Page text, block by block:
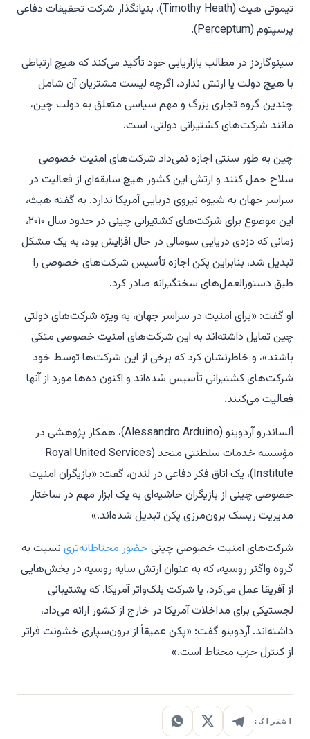
تیموتی هیث (Timothy Heath)، بنیانگذار شرکت تحقیقات دفاعی
پرسپتوم (Perceptum).
سینوگاردز در مطالب بازاریابی خود تأکید می‌کند که هیچ ارتباطی
با هیچ دولت یا ارتش ندارد، اگرچه لیست مشتریان آن شامل
چندین گروه تجاری بزرگ و مهم سیاسی متعلق به دولت چین،
مانند شرکت‌های کشتیرانی دولتی، است.
چین به طور سنتی اجازه نمی‌داد شرکت‌های امنیت خصوصی
سلاح حمل کنند و ارتش این کشور هیچ سابقه‌ای از فعالیت در
سراسر جهان به شیوه نیروی دریایی آمریکا ندارد. به گفته هیث،
این موضوع برای شرکت‌های کشتیرانی چینی در حدود سال ۲۰۱۰،
زمانی که دزدی دریایی سومالی در حال افزایش بود، به یک مشکل
تبدیل شد، بنابراین پکن اجازه تأسیس شرکت‌های خصوصی را
طبق دستورالعمل‌های سختگیرانه صادر کرد.
او گفت: «برای امنیت در سراسر جهان، به ویژه شرکت‌های دولتی
چین تمایل داشته‌اند به این شرکت‌های امنیت خصوصی متکی
باشند»، و خاطرنشان کرد که برخی از این شرکت‌ها توسط خود
شرکت‌های کشتیرانی تأسیس شده‌اند و اکنون ده‌ها مورد از آنها
فعالیت می‌کنند.
آلساندرو آردوینو (Alessandro Arduino)، همکار پژوهشی در
مؤسسه خدمات سلطنتی متحد (Royal United Services
Institute)، یک اتاق فکر دفاعی در لندن، گفت: «بازیگران امنیت
خصوصی چینی از بازیگران حاشیه‌ای به یک ابزار مهم در ساختار
مدیریت ریسک برون‌مرزی پکن تبدیل شده‌اند.»
شرکت‌های امنیت خصوصی چینی حضور محتاطانه‌تری نسبت به
گروه واگنر روسیه، که به عنوان ارتش سایه روسیه در بخش‌هایی
از آفریقا عمل می‌کرد، یا شرکت بلک‌واتر آمریکا، که پشتیبانی
لجستیکی برای مداخلات آمریکا در خارج از کشور ارائه می‌داد،
داشته‌اند. آردوینو گفت: «پکن عمیقاً از برون‌سپاری خشونت فراتر
از کنترل حزب محتاط است.»
اشتراک: